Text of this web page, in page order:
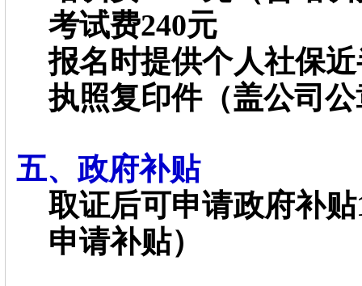
考试费240元
报名时提供个人社保
执照复印件（盖公司
五、政府补贴
取证后可申请政府补
申请补贴）